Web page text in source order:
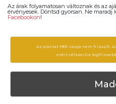
Az árak folyamatosan változnak és az
érvényesek. Döntsd gyorsan. Ne
Facebookon!
Az ajánlat 1901 napja nem frissült.
ezért célszerű a